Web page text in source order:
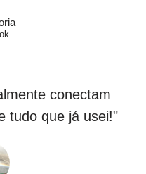
conectam
tudo que já usei!"